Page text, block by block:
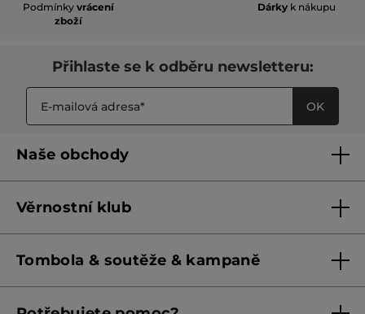
Podmínky vrácení
zboží
Dárky k nákupu
Přihlaste se k odběru newsletteru:
OK
Naše obchody
Franšízing
Věrnostní klub
Pravidla věrnostního klubu od 1. 6. 2026
Tombola & soutěže & kampaně